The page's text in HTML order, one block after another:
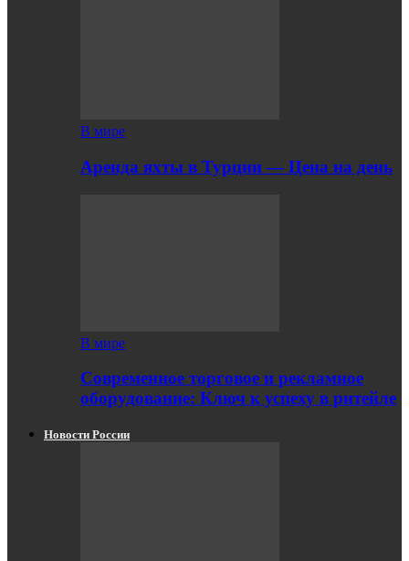
В мире
Аренда яхты в Турции — Цена на день
В мире
Современное торговое и рекламное
оборудование: Ключ к успеху в ритейле
Новости России